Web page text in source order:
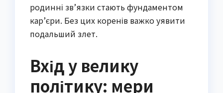
родинні зв’язки стають фундаментом
кар’єри. Без цих коренів важко уявити
подальший злет.
Вхід у велику
політику: мери